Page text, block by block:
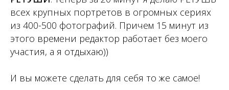
всех крупных портретов в огромных сериях
из 400-500 фотографий. Причем 15 минут из
этого времени редактор работает без моего
участия, а я отдыхаю))
И вы можете сделать для себя то же самое!